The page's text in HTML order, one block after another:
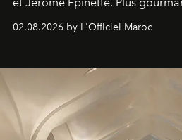
à fait irrésistible.
02.08.2026 by L'Officiel Maroc